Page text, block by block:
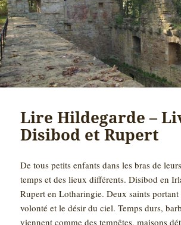
Lire Hildegarde –
Disibod et Rupert
De tous petits enfants dans les bras de
temps et des lieux différents. Disibod en
Rupert en Lotharingie. Deux saints
volonté et le désir du ciel. Temps durs,
viennent comme des tempêtes, maisons